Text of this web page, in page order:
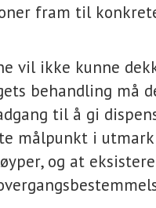
fram til
vil ikke kunne
behandling må
til å gi
målpunkt i
og at